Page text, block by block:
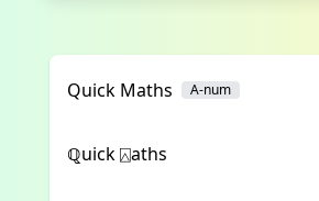
Quick Maths A-num
ℚuick ⍓aths